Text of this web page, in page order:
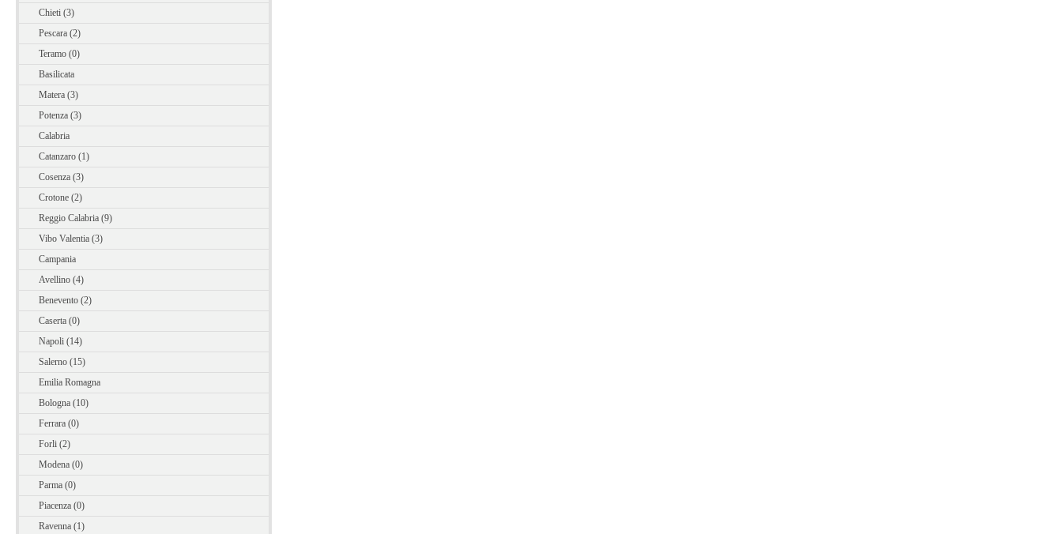
Chieti (3)
Pescara (2)
Teramo (0)
Basilicata
Matera (3)
Potenza (3)
Calabria
Catanzaro (1)
Cosenza (3)
Crotone (2)
Reggio Calabria (9)
Vibo Valentia (3)
Campania
Avellino (4)
Benevento (2)
Caserta (0)
Napoli (14)
Salerno (15)
Emilia Romagna
Bologna (10)
Ferrara (0)
Forli (2)
Modena (0)
Parma (0)
Piacenza (0)
Ravenna (1)